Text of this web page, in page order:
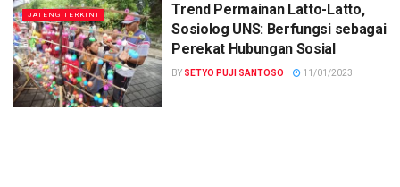
JATENG TERKINI
Trend Permainan Latto-Latto,
Sosiolog UNS: Berfungsi sebagai
Perekat Hubungan Sosial
BY SETYO PUJI SANTOSO 11/01/2023